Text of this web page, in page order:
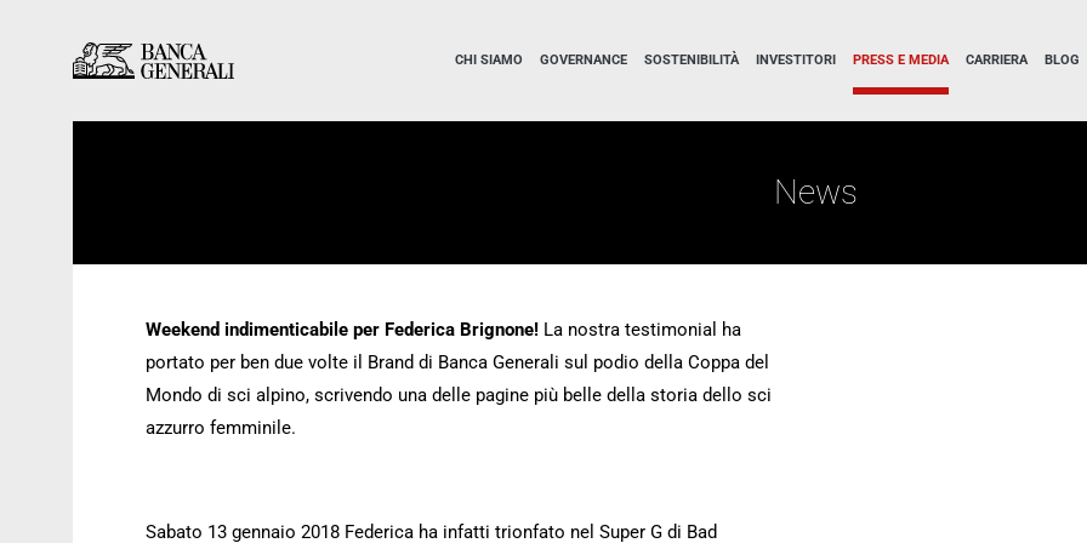
CHI SIAMO GOVERNANCE SOSTENIBILITÀ INVESTITORI PRESS E MEDIA CARRIERA BLOG
News
Weekend indimenticabile per Federica Brignone! La nostra testimonial ha
portato per ben due volte il Brand di Banca Generali sul podio della Coppa del
Mondo di sci alpino, scrivendo una delle pagine più belle della storia dello sci
azzurro femminile.
Sabato 13 gennaio 2018 Federica ha infatti trionfato nel Super G di Bad